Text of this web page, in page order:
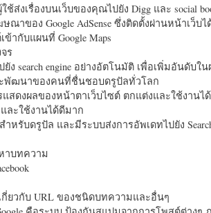
ส่งเรื่องบนเว็บของคุณไปยัง Digg และ social
ณาของ Google AdSense ซึ่งติดตั้งผ่านหน้าเว็บไ
ากับแผนที่ Google Maps
ร
ง search engine อย่างอัตโนมัติ เพื่อเพิ่มอันดับใ
พัฒนาของคนที่ชื่นชอบดรูปัลทั่วโลก
สดงผลของหน้าตาเว็บไซต์ ตกแต่งและใช้งานไ
ละใช้งานได้ดีมาก
ำหรับดรูปัล และมีระบบส่งการอัพเดทไปยัง
าบทความ
ยวกับ URL ของชนิดบทความและอื่นๆ